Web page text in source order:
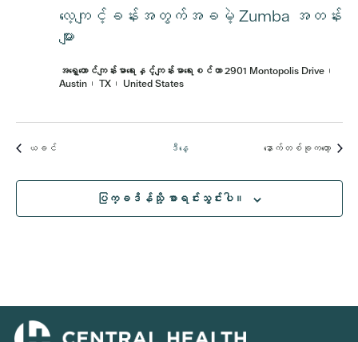
လေ့ကျင့်ခန်းအတွက်အခမဲ့ Zumba အတန်း
များ
အရှေ့တောင်ကျန်းမာရေးနှင့်ကျန်းမာရေးစင်တာ2901 Montopolis Drive၊
Austin၊ TX၊ United States
ယခင်အဲ့ဒါနဲ့ ဒီနေ့ နောက်တစ်ခုကတော့အဲ့ဒါနဲ့
ပြက္ခဒိန်သို့ စာရင်းသွင်းပါ။